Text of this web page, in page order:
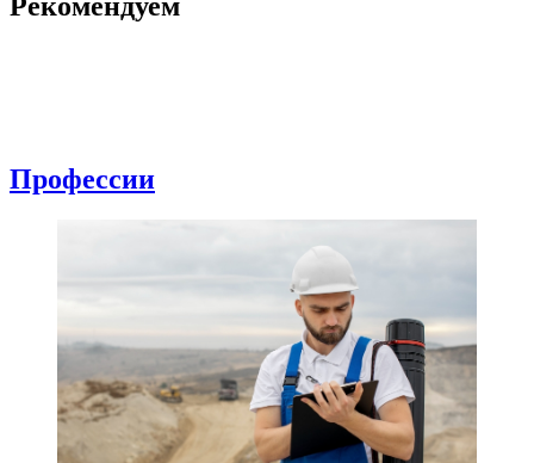
Профессии